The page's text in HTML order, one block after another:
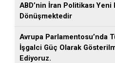
ABD’nin İran Politikası Yeni
Dönüşmektedir
Avrupa Parlamentosu’nda
İşgalci Güç Olarak
Ediyoruz.